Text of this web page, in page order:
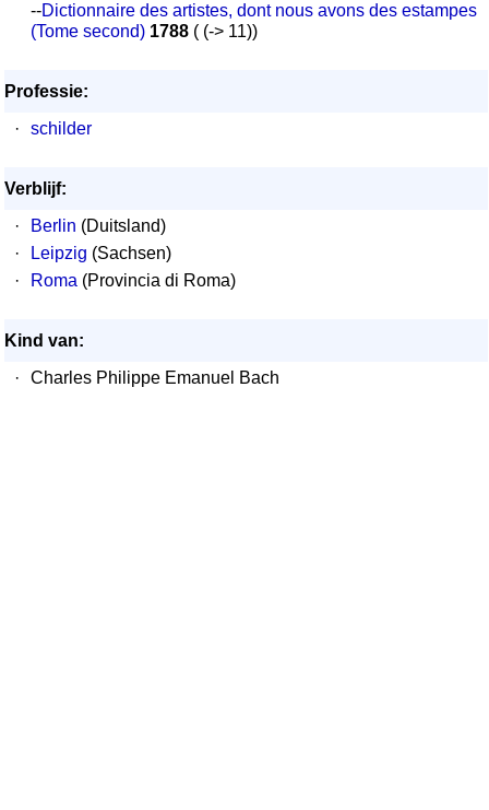
--Dictionnaire des artistes, dont nous avons des estampes
(Tome second) 1788 ( (-> 11))
Professie:
·
schilder
Verblijf:
·
Berlin (Duitsland)
·
Leipzig (Sachsen)
·
Roma (Provincia di Roma)
Kind van:
·
Charles Philippe Emanuel Bach